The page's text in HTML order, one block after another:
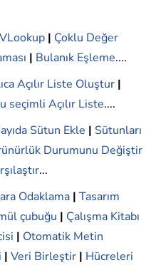
| Çoklu Değer
| Bulanık Eşleme....
Açılır Liste Oluştur |
seçimli Açılır Liste....
Sütun Ekle | Sütunları
Durumunu Değiştir
...
Odaklama | Tasarım
çubuğu | Çalışma Kitabı
| Otomatik Metin
| Veri Birleştir | Hücreleri